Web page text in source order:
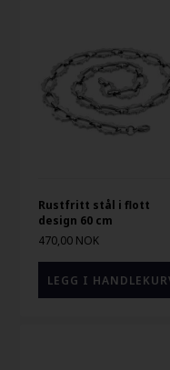
Rustfritt stål i flott
design 60 cm
470,00 NOK